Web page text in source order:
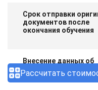
Рассчитать
Срок отправки
документов после
окончания обучения
Внесение данных об
обучении в ФИС ФРДО